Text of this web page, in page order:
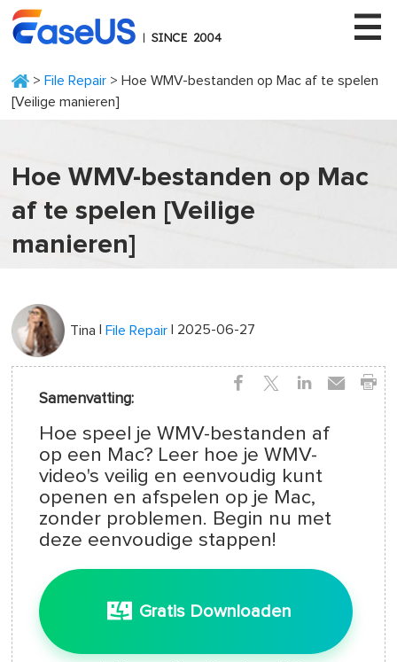
> File Repair > Hoe WMV-bestanden op Mac af te spelen
[Veilige manieren]
Hoe WMV-bestanden op Mac
af te spelen [Veilige
manieren]
Tina |File Repair | 2025-06-27
Samenvatting:
Hoe speel je WMV-bestanden af
op een Mac? Leer hoe je WMV-
video's veilig en eenvoudig kunt
openen en afspelen op je Mac,
zonder problemen. Begin nu met
deze eenvoudige stappen!
Gratis Downloaden